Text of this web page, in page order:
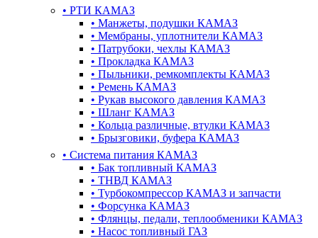
• РТИ КАМАЗ
• Манжеты, подушки КАМАЗ
• Мембраны, уплотнители КАМАЗ
• Патрубоки, чехлы КАМАЗ
• Прокладка КАМАЗ
• Пыльники, ремкомплекты КАМАЗ
• Ремень КАМАЗ
• Рукав высокого давления КАМАЗ
• Шланг КАМАЗ
• Кольца различные, втулки КАМАЗ
• Брызговики, буфера КАМАЗ
• Система питания КАМАЗ
• Бак топливный КАМАЗ
• ТНВД КАМАЗ
• Турбокомпрессор КАМАЗ и запчасти
• Форсунка КАМАЗ
• Флянцы, педали, теплообменики КАМАЗ
• Насос топливный ГАЗ